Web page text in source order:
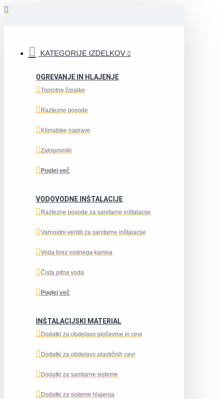
KATEGORIJE IZDELKOV
OGREVANJE IN HLAJENJE
Toplotne črpalke
Raztezne posode
Klimatske naprave
Zalogovniki
Poglej več
VODOVODNE INŠTALACIJE
Raztezne posode za sanitarne inštalacije
Varnostni ventili za sanitarne inštalacije
Voda brez vodnega kamna
Čista pitna voda
Poglej več
INŠTALACIJSKI MATERIAL
Dodatki za obdelavo pločevine in cevi
Dodatki za obdelavo plastičnih cevi
Dodatki za sanitarne sisteme
Dodatki za sisteme hlajenja